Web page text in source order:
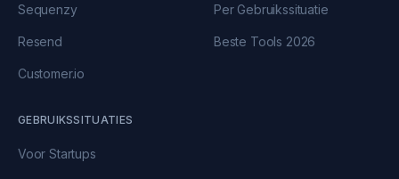
Sequenzy
Resend
Customer.io
Per Gebruikssituatie
Beste Tools 2026
GEBRUIKSSITUATIES
Voor Startups